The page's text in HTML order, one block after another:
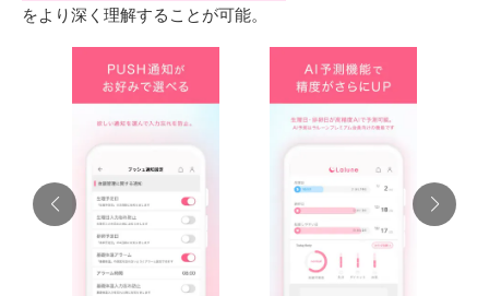
をより深く理解することが可能。